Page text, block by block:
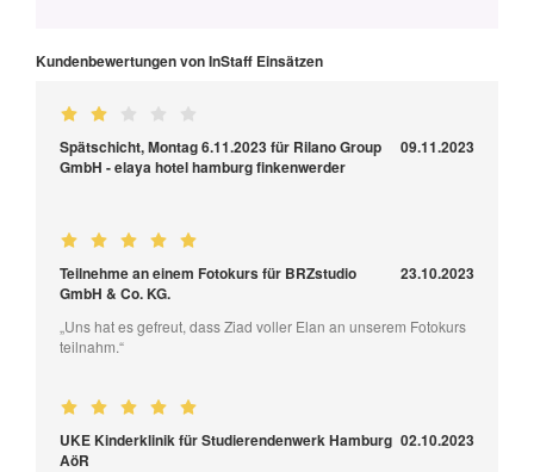
Kundenbewertungen von InStaff Einsätzen
Spätschicht, Montag 6.11.2023 für Rilano Group
GmbH - elaya hotel hamburg finkenwerder
09.11.2023
Teilnehme an einem Fotokurs für BRZstudio
GmbH & Co. KG.
23.10.2023
„Uns hat es gefreut, dass Ziad voller Elan an unserem Fotokurs
teilnahm.“
UKE Kinderklinik für Studierendenwerk Hamburg
AöR
02.10.2023